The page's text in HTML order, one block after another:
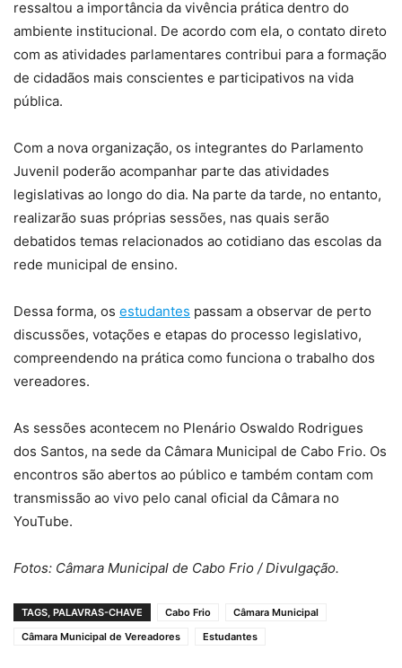
ressaltou a importância da vivência prática dentro do
ambiente institucional. De acordo com ela, o contato direto
com as atividades parlamentares contribui para a formação
de cidadãos mais conscientes e participativos na vida
pública.
Com a nova organização, os integrantes do Parlamento
Juvenil poderão acompanhar parte das atividades
legislativas ao longo do dia. Na parte da tarde, no entanto,
realizarão suas próprias sessões, nas quais serão
debatidos temas relacionados ao cotidiano das escolas da
rede municipal de ensino.
Dessa forma, os estudantes passam a observar de perto
discussões, votações e etapas do processo legislativo,
compreendendo na prática como funciona o trabalho dos
vereadores.
As sessões acontecem no Plenário Oswaldo Rodrigues
dos Santos, na sede da Câmara Municipal de Cabo Frio. Os
encontros são abertos ao público e também contam com
transmissão ao vivo pelo canal oficial da Câmara no
YouTube.
Fotos: Câmara Municipal de Cabo Frio / Divulgação.
TAGS, PALAVRAS-CHAVE Cabo Frio
Câmara Municipal
Câmara Municipal de Vereadores
Estudantes